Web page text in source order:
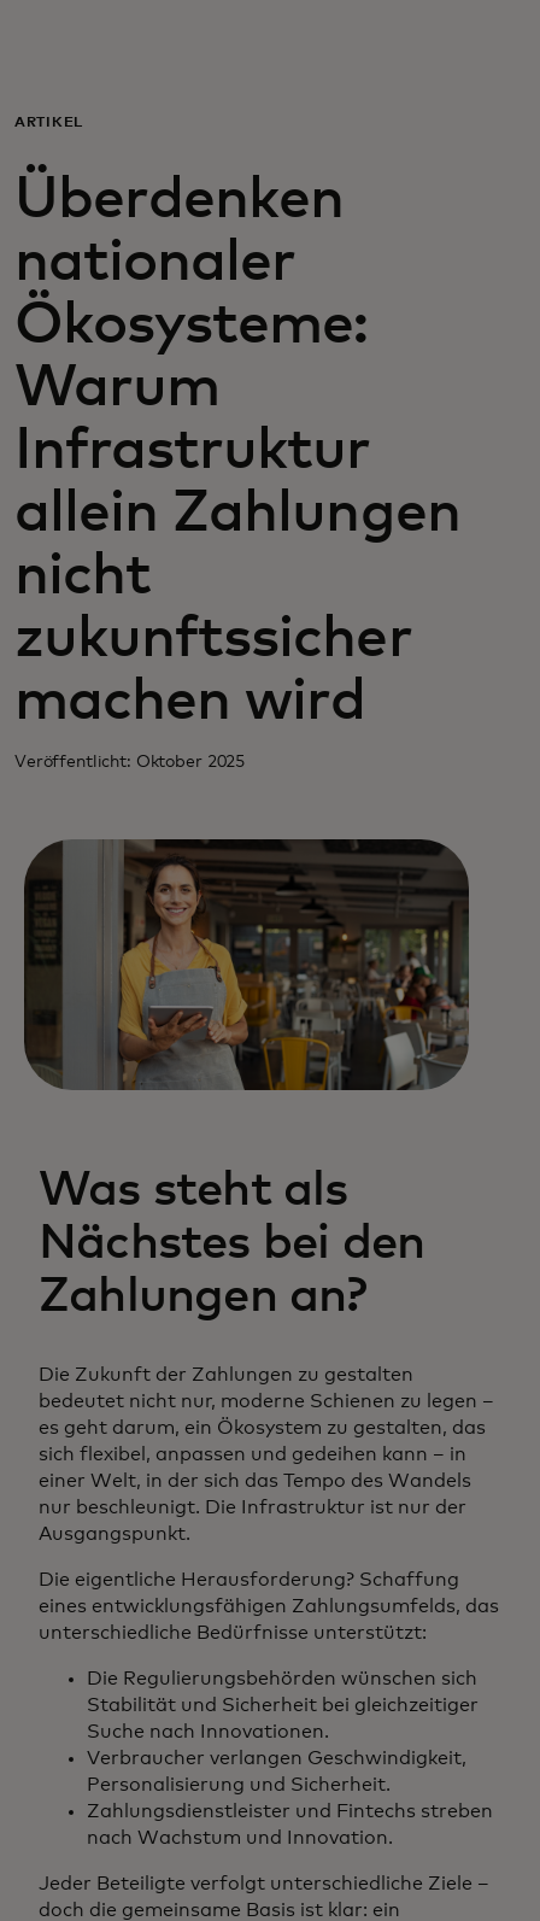
Für Unternehmen
Für die Welt
Für Innovatoren
Neuigkeiten und Trends
ARTIKEL
Überdenken
nationaler
Ökosysteme:
Warum
Infrastruktur
allein Zahlungen
nicht
zukunftssicher
machen wird
Veröffentlicht: Oktober 2025
Was steht als
Nächstes bei den
Zahlungen an?
Die Zukunft der Zahlungen zu gestalten
bedeutet nicht nur, moderne Schienen zu legen –
es geht darum, ein Ökosystem zu gestalten, das
sich flexibel, anpassen und gedeihen kann – in
einer Welt, in der sich das Tempo des Wandels
nur beschleunigt. Die Infrastruktur ist nur der
Ausgangspunkt.
Die eigentliche Herausforderung? Schaffung
eines entwicklungsfähigen Zahlungsumfelds, das
unterschiedliche Bedürfnisse unterstützt:
Die Regulierungsbehörden wünschen sich
Stabilität und Sicherheit bei gleichzeitiger
Suche nach Innovationen.
Verbraucher verlangen Geschwindigkeit,
Personalisierung und Sicherheit.
Zahlungsdienstleister und Fintechs streben
nach Wachstum und Innovation.
Jeder Beteiligte verfolgt unterschiedliche Ziele –
doch die gemeinsame Basis ist klar: ein